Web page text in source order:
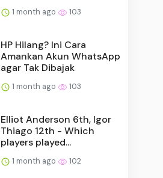
1 month ago 103
HP Hilang? Ini Cara
Amankan Akun WhatsApp
agar Tak Dibajak
1 month ago 103
Elliot Anderson 6th, Igor
Thiago 12th - Which
players played...
1 month ago 102